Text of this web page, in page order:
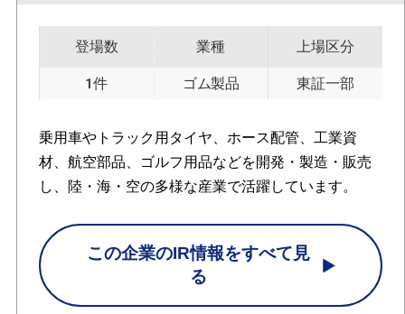
登場数
1件
業種
ゴム製品
上場区分
東証一部
乗用車やトラック用タイヤ、ホース配管、工業資
材、航空部品、ゴルフ用品などを開発・製造・販売
し、陸・海・空の多様な産業で活躍しています。
この企業のIR情報をすべて見
る